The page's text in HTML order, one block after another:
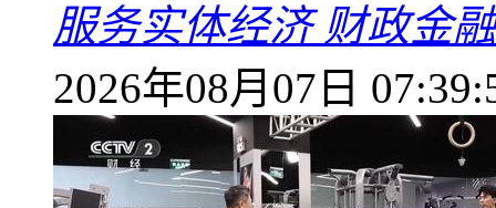
服务实体经济 财政金
2026年08月07日